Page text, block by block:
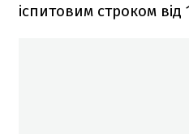
іспитовим строком від